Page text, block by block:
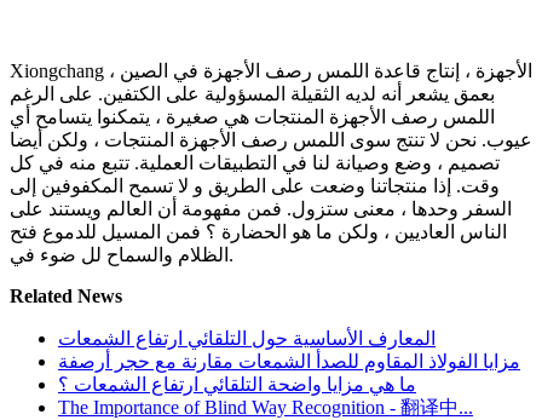
Xiongchang الأجهزة ، إنتاج قاعدة اللمس رصف الأجهزة في الصين ،
بعمق يشعر أنه لديه الثقيلة المسؤولية على الكتفين. على الرغم
اللمس رصف الأجهزة المنتجات هي صغيرة ، يتمكنوا يتسامح أي
عيوب. نحن لا تنتج سوى اللمس رصف الأجهزة المنتجات ، ولكن أيضا
تصميم ، وضع وصيانة لنا في التطبيقات العملية. تتبع منه في كل
وقت. إذا منتجاتنا وضعت على الطريق و لا تسمح المكفوفين إلى
السفر وحدها ، معنى ستزول. فمن مفهومة أن العالم ويستند على
الناس العاديين ، ولكن ما هو الحضارة ؟ فمن المسيل للدموع فتح
الظلام والسماح لل ضوء في.
Related News
المعارف الأساسية حول التلقائي ارتفاع الشمعات
مزايا الفولاذ المقاوم للصدأ الشمعات مقارنة مع حجر أرصفة
ما هي مزايا واضحة التلقائي ارتفاع الشمعات ؟
The Importance of Blind Way Recognition - 翻译中...